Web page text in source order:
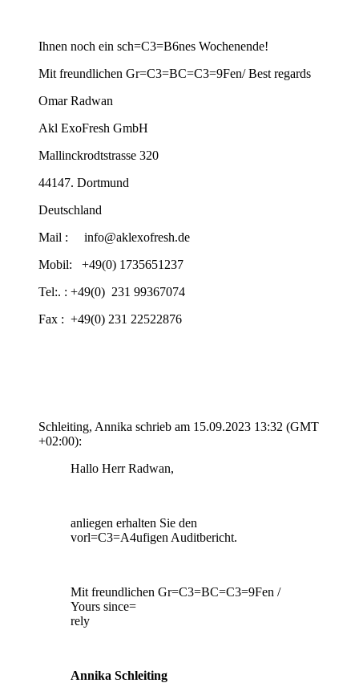
Ihnen noch ein sch=C3=B6nes Wochenende!
Mit freundlichen Gr=C3=BC=C3=9Fen/ Best regards
Omar Radwan
Akl ExoFresh GmbH
Mallinckrodtstrasse 320
44147. Dortmund
Deutschland
Mail : info@aklexofresh.de
Mobil: +49(0) 1735651237
Tel:. : +49(0) 231 99367074
Fax : +49(0) 231 22522876
Schleiting, Annika schrieb am 15.09.2023 13:32 (GMT
+02:00):
Hallo Herr Radwan,
anliegen erhalten Sie den
vorl=C3=A4ufigen Auditbericht.
Mit freundlichen Gr=C3=BC=C3=9Fen /
Yours since=
rely
Annika Schleiting